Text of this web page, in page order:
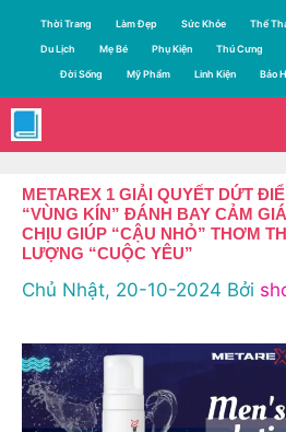
dung
Thời Trang Làm Đẹp Sức Khỏe Thể
Du Lịch Mẹ Bé Phụ Kiện Thú Cưng
Đời Sống Mỹ Phẩm Linh Kiện Bảo
METAREX 1 GIẢI QUYẾT DỨT
“VÙNG KÍN” ĐÁNH BAY CẢM
CHỊU GIÚP “CẬU NHỎ” THƠM
LƯỢNG “CUỘC YÊU”
Chủ Nhật, 20-10-2024 Bởi